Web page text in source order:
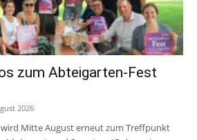
zum Abteigarten-Fest
2026
Mitte August erneut zum Treffpunkt